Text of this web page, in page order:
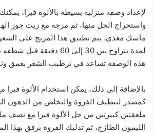
لإعداد وصفة منزلية بسيطة بالألوة فيرا،
واستخراج الجل منها، ثم مزجه مع زيت جوز
ماسك مغذي. يتم تطبيق هذا المزيج على
لمدة تتراوح بين 30 إلى 60
هذه الوصفة تساعد في ترطيب الشعر بعمق
بالإضافة إلى ذلك، يمكن استخدام الألوة فيرا
كمصدر لتنظيف الفروة والتخلص من الدهون
ملعقتين كبيرتين من جل الألوة فيرا مع نصف